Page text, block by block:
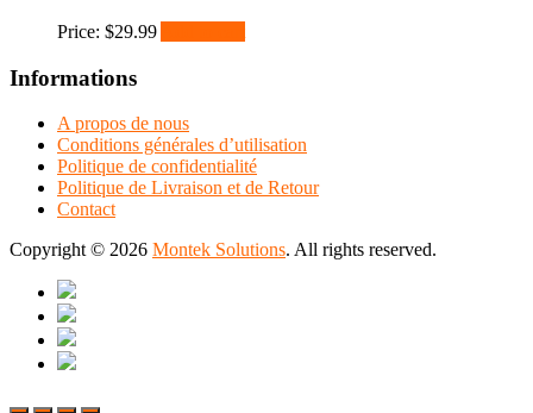
Price: $29.99
Informations
A propos de nous
Conditions générales d’utilisation
Politique de confidentialité
Politique de Livraison et de Retour
Contact
Copyright © 2026 Montek Solutions. All rights reserved.